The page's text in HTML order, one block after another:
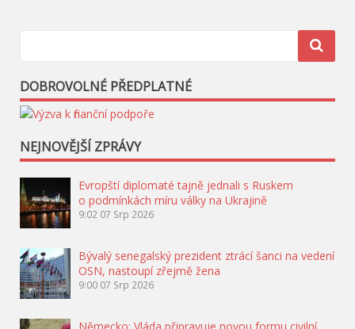
DOBROVOLNÉ PŘEDPLATNÉ
NEJNOVĚJŠÍ ZPRÁVY
Evropští diplomaté tajně jednali s Ruskem
o podmínkách míru války na Ukrajině
9:02 07 Srp 2026
Bývalý senegalský prezident ztrácí šanci na vedení
OSN, nastoupí zřejmě žena
9:00 07 Srp 2026